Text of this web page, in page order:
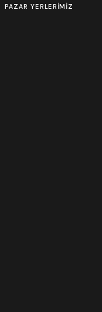
PAZAR YERLERİMİZ